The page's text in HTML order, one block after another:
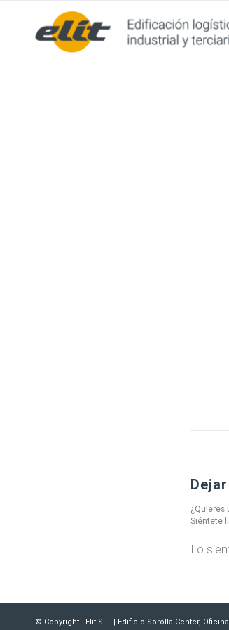
¿Quieres
Siéntete
Lo
© Copyright - Elit S.L. | Edificio Sorolla Center,